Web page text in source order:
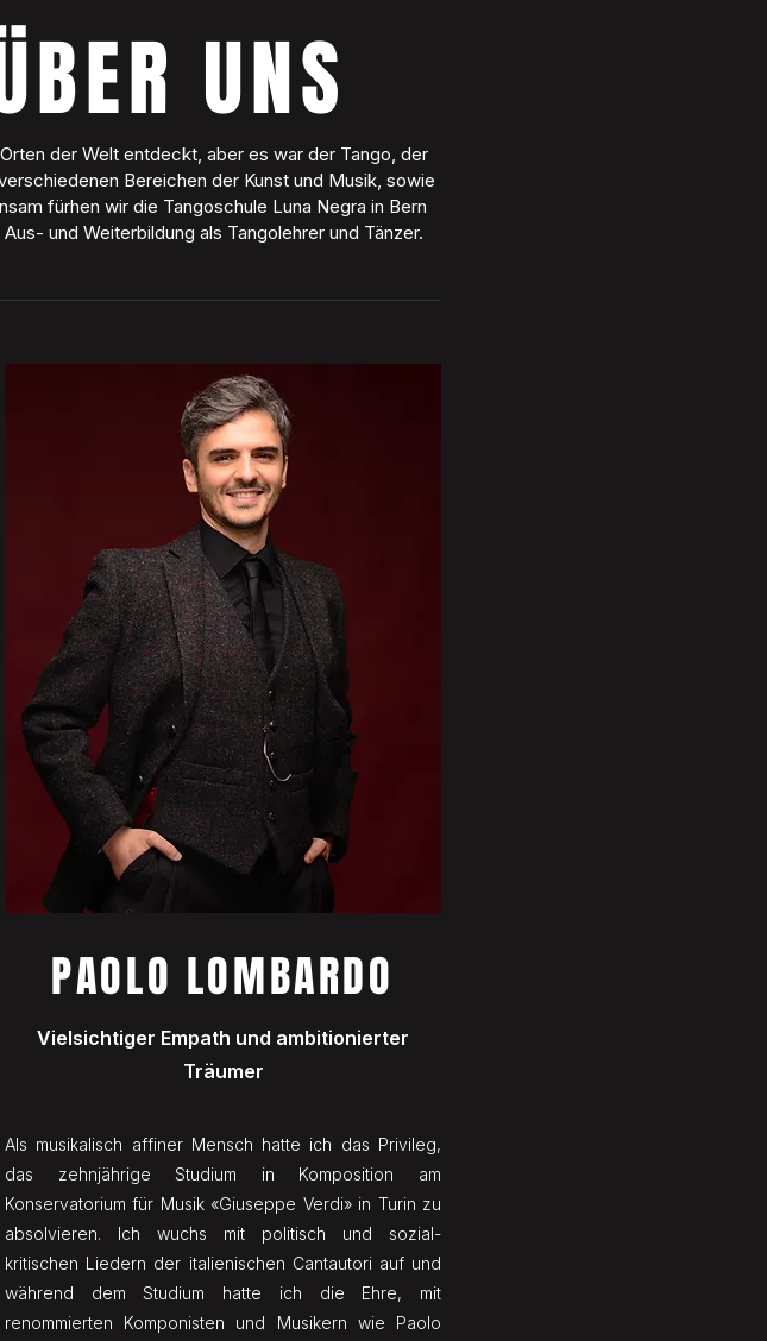
UNS
der Welt entdeckt, aber es war der Tango, der
Bereichen der Kunst und Musik, sowie
fürhen wir die Tangoschule Luna Negra in Bern
und Weiterbildung als Tangolehrer und Tänzer.
PAOLO LOMBARDO
Vielsichtiger Empath und ambitionierter
Träumer
Als musikalisch affiner Mensch hatte ich das Privileg,
das zehnjährige Studium in Komposition am
Konservatorium für Musik «Giuseppe Verdi» in Turin zu
absolvieren. Ich wuchs mit politisch und sozial-
kritischen Liedern der italienischen Cantautori auf und
während dem Studium hatte ich die Ehre, mit
renommierten Komponisten und Musikern wie Paolo